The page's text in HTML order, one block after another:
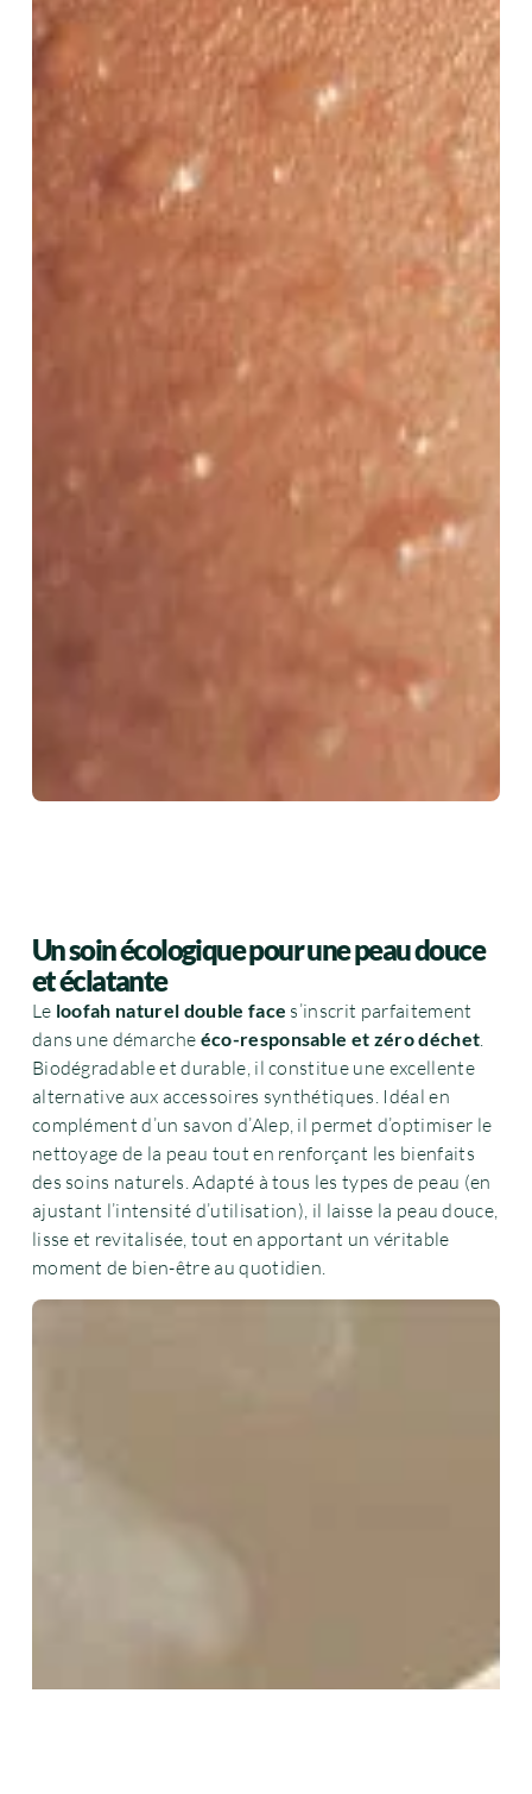
Un soin écologique pour une peau douce
et éclatante
Le loofah naturel double face s’inscrit parfaitement
dans une démarche éco-responsable et zéro déchet.
Biodégradable et durable, il constitue une excellente
alternative aux accessoires synthétiques. Idéal en
complément d’un savon d’Alep, il permet d’optimiser le
nettoyage de la peau tout en renforçant les bienfaits
des soins naturels. Adapté à tous les types de peau (en
ajustant l’intensité d’utilisation), il laisse la peau douce,
lisse et revitalisée, tout en apportant un véritable
moment de bien-être au quotidien.